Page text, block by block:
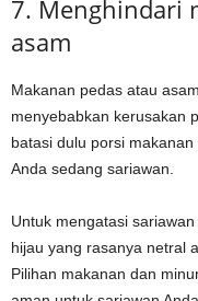
7. Menghindari
asam
Makanan pedas atau
menyebabkan kerusakan
batasi dulu porsi
Anda sedang sariawan.
Untuk mengatasi
hijau yang rasanya netral
Pilihan makanan dan